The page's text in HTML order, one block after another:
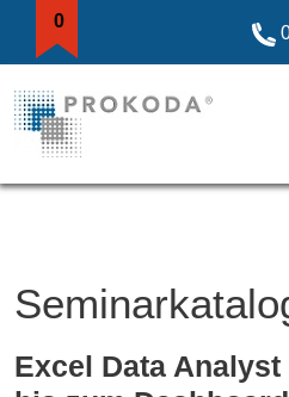
0
Excel Data Analyst